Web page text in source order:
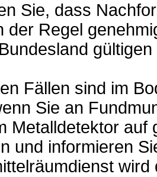
Sie, dass
der Regel
Fällen sind im
Sie an
Metalldetektor
und informieren